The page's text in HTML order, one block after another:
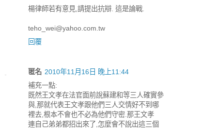
楊律師若有意見,請提出抗辯. 這是論戰.
teho_wei@yahoo.com.tw
回覆
匿名 2010年11月16日 晚上11:44
補充一點:
既然王文孝在法官面前說蘇建和等三人確實參
與,那就代表王文孝跟他們三人交情好不到哪
裡去,根本不會也不必為他們守密.那王文孝
連自己弟弟都招出來了,怎麼會不說出這三個